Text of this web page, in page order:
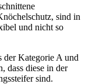
sind in
und nicht so
der Kategorie A und
dass diese in der
sind.